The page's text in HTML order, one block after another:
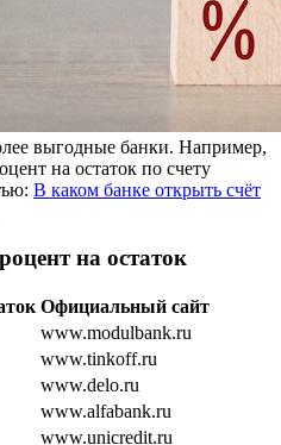
выгодные банки. Например,
на остаток по счету
В каком банке открыть счёт
на остаток
Официальный сайт
www.modulbank.ru
www.tinkoff.ru
www.delo.ru
www.alfabank.ru
www.unicredit.ru